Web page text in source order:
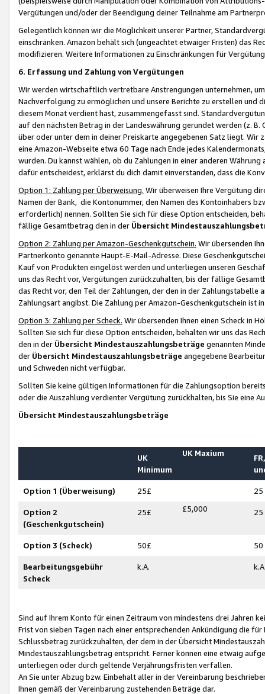
Vergütungen und/oder der Beendigung deiner Teilnahme am
Gelegentlich können wir die Möglichkeit unserer Partner,
einschränken. Amazon behält sich (ungeachtet etwaiger Fristen) das
modifizieren. Weitere Informationen zu Einschränkungen für
6. Erfassung und Zahlung von Vergütungen
Wir werden wirtschaftlich vertretbare Anstrengungen unternehmen,
Nachverfolgung zu ermöglichen und unsere Berichte zu erstellen und
diesem Monat verdient hast, zusammengefasst sind.
auf den nächsten Betrag in der Landeswährung gerundet werden (z.
über oder unter dem in deiner Preiskarte angegebenen Satz liegt.
eine Amazon-Webseite etwa 60 Tage nach Ende jedes
wurden. Du kannst wählen, ob du Zahlungen in einer anderen
dafür entscheidest, erklärst du dich damit einverstanden, dass die
Option 1: Zahlung per Überweisung. Wir überweisen Ihre Vergütung
Namen der Bank, die Kontonummer, den Namen des Kontoinhabers
erforderlich) nennen. Sollten Sie sich für diese Option entscheiden,
fällige Gesamtbetrag den in der Übersicht
Option 2: Zahlung per Amazon-Geschenkgutschein. Wir übersenden
Partnerkonto genannte Haupt-E-Mail-Adresse. Diese
Kauf von Produkten eingelöst werden und unterliegen unseren
uns das Recht vor, Vergütungen zurückzuhalten, bis der fällige
das Recht vor, den Teil der Zahlungen, der den in der
Zahlungsart angibst. Die Zahlung per Amazon-Geschenkgutschein ist
Option 3: Zahlung per Scheck. Wir übersenden Ihnen einen Scheck in
Sollten Sie sich für diese Option entscheiden, behalten wir uns das
den in der Übersicht Mindestauszahlungsbeträge genannten
der Übersicht Mindestauszahlungsbeträge angegebene
und Schweden nicht verfügbar.
Sollten Sie keine gültigen Informationen für die Zahlungsoption
oder die Auszahlung verdienter Vergütung zurückhalten, bis Sie
Übersicht Mindestauszahlungsbeträge
UK
Minimum
UK Maxium
Option 1 (Überweisung) 25£ 25
Option 2
(Geschenkgutschein)
25£ £5,000 25
Option 3 (Scheck) 50£ 50
Bearbeitungsgebühr
Scheck
k.A.
Sind auf Ihrem Konto für einen Zeitraum von mindestens drei Jahren
Frist von sieben Tagen nach einer entsprechenden Ankündigung die
Schlussbetrag zurückzuhalten, der dem in der Übersicht
Mindestauszahlungsbetrag entspricht. Ferner können eine etwaig
unterliegen oder durch geltende Verjährungsfristen verfallen.
An Sie unter Abzug bzw. Einbehalt aller in der Vereinbarung
Ihnen gemäß der Vereinbarung zustehenden Beträge dar.